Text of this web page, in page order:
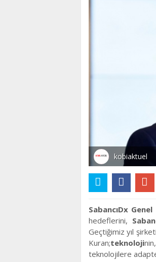
kobiaktuel
SabancıDxGenel
hedeflerini,
Geçtiğimiz yıl
Kuran;teknoloji
teknolojilere